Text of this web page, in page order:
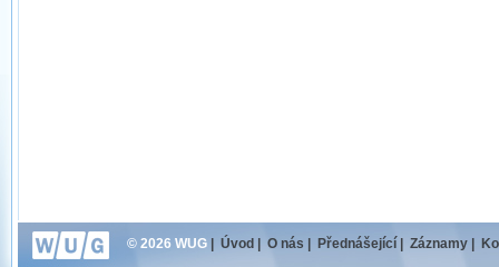
© 2026 WUG Úvod O nás Přednášející Záznamy